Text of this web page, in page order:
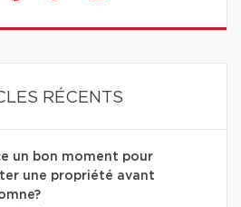
RÉCENTS
un bon moment pour
une propriété avant